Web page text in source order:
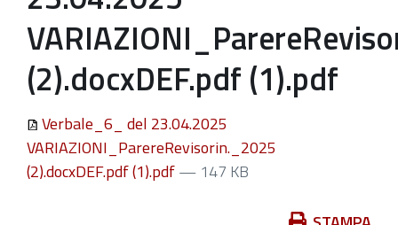
(2).docxDEF.pdf (1).pdf
Verbale_6_ del 23.04.2025
VARIAZIONI_ParereRevisorin._2025
(2).docxDEF.pdf (1).pdf— 147 KB